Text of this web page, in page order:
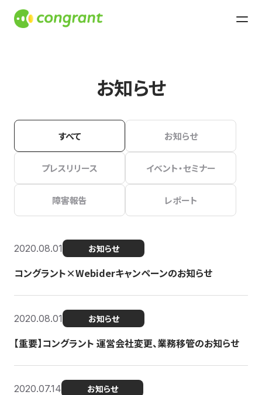
お知らせ
すべて お知らせ
プレスリリース イベント・セミナー
障害報告 レポート
2020.08.01 お知らせ
コングラント×Webiderキャンペーンのお知らせ
2020.08.01 お知らせ
【重要】コングラント 運営会社変更、業務移管のお知らせ
2020.07.14 お知らせ